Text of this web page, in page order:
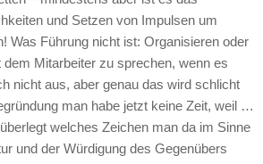
und Setzen von Impulsen um
Was Führung nicht ist: Organisieren oder
Mitarbeiter zu sprechen, wenn es
nicht aus, aber genau das wird schlicht
man habe jetzt keine Zeit, weil …
welches Zeichen man da im Sinne
und der Würdigung des Gegenübers